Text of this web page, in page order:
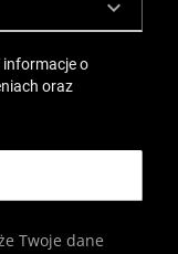
informacje o
oraz
Twoje dane